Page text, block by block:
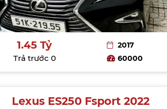
1.45 Tỷ
Trả trước 0
2017
60000
Lexus ES250 Fsport 2022